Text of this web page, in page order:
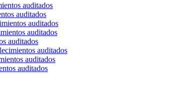
auditados
auditados
auditados
auditados
auditados
auditados
auditados
auditados